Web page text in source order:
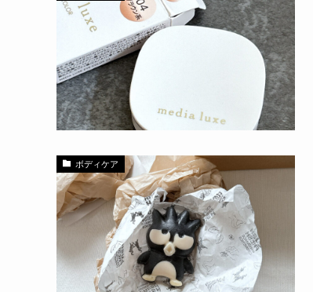
ボディケア